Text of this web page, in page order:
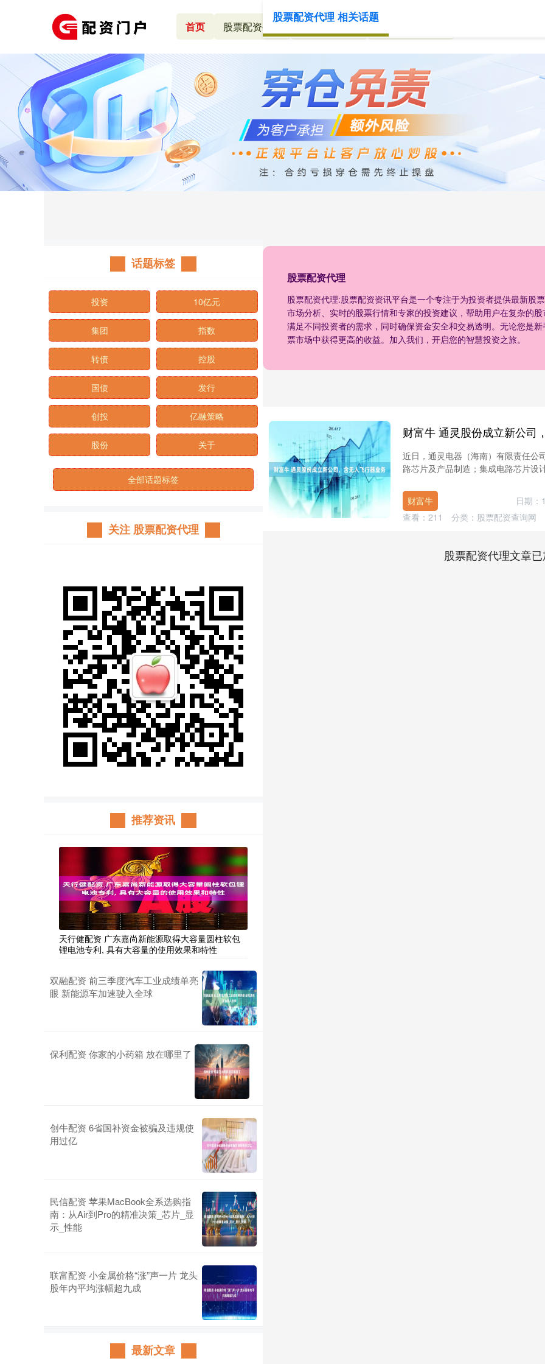
首页 股票配资代理 股票配资客服 股票配资查询网
股票配资代理
股票配资代理:股票配资资讯平台是一个专注于为投资者提供最新股
市场分析、实时的股票行情和专家的投资建议，帮助用户在复杂的
满足不同投资者的需求，同时确保资金安全和交易透明。无论您是
票市场中获得更高的收益。加入我们，开启您的智慧投资之旅。
股票配资代理 相关话题
财富牛 通灵股份成立新公司
近日，通灵电器（海南）有限责任公
路芯片及产品制造；集成电路芯片设
财富牛
日期：
查看： 211 分类： 股票配资查询网
股票配资代理文章
话题标签
投资 10亿元
集团 指数
转债 控股
国债 发行
创投 亿融策略
股份 关于
全部话题标签
关注 股票配资代理
推荐资讯
天行健配资 广东嘉尚新能源取得大容量圆柱软包
锂电池专利, 具有大容量的使用效果和特性
双融配资 前三季度汽车工业成绩单亮
眼 新能源车加速驶入全球
保利配资 你家的小药箱 放在哪里了
创牛配资 6省国补资金被骗及违规使
用过亿
民信配资 苹果MacBook全系选购指
南：从Air到Pro的精准决策_芯片_显
示_性能
联富配资 小金属价格“涨”声一片 龙头
股年内平均涨幅超九成
最新文章